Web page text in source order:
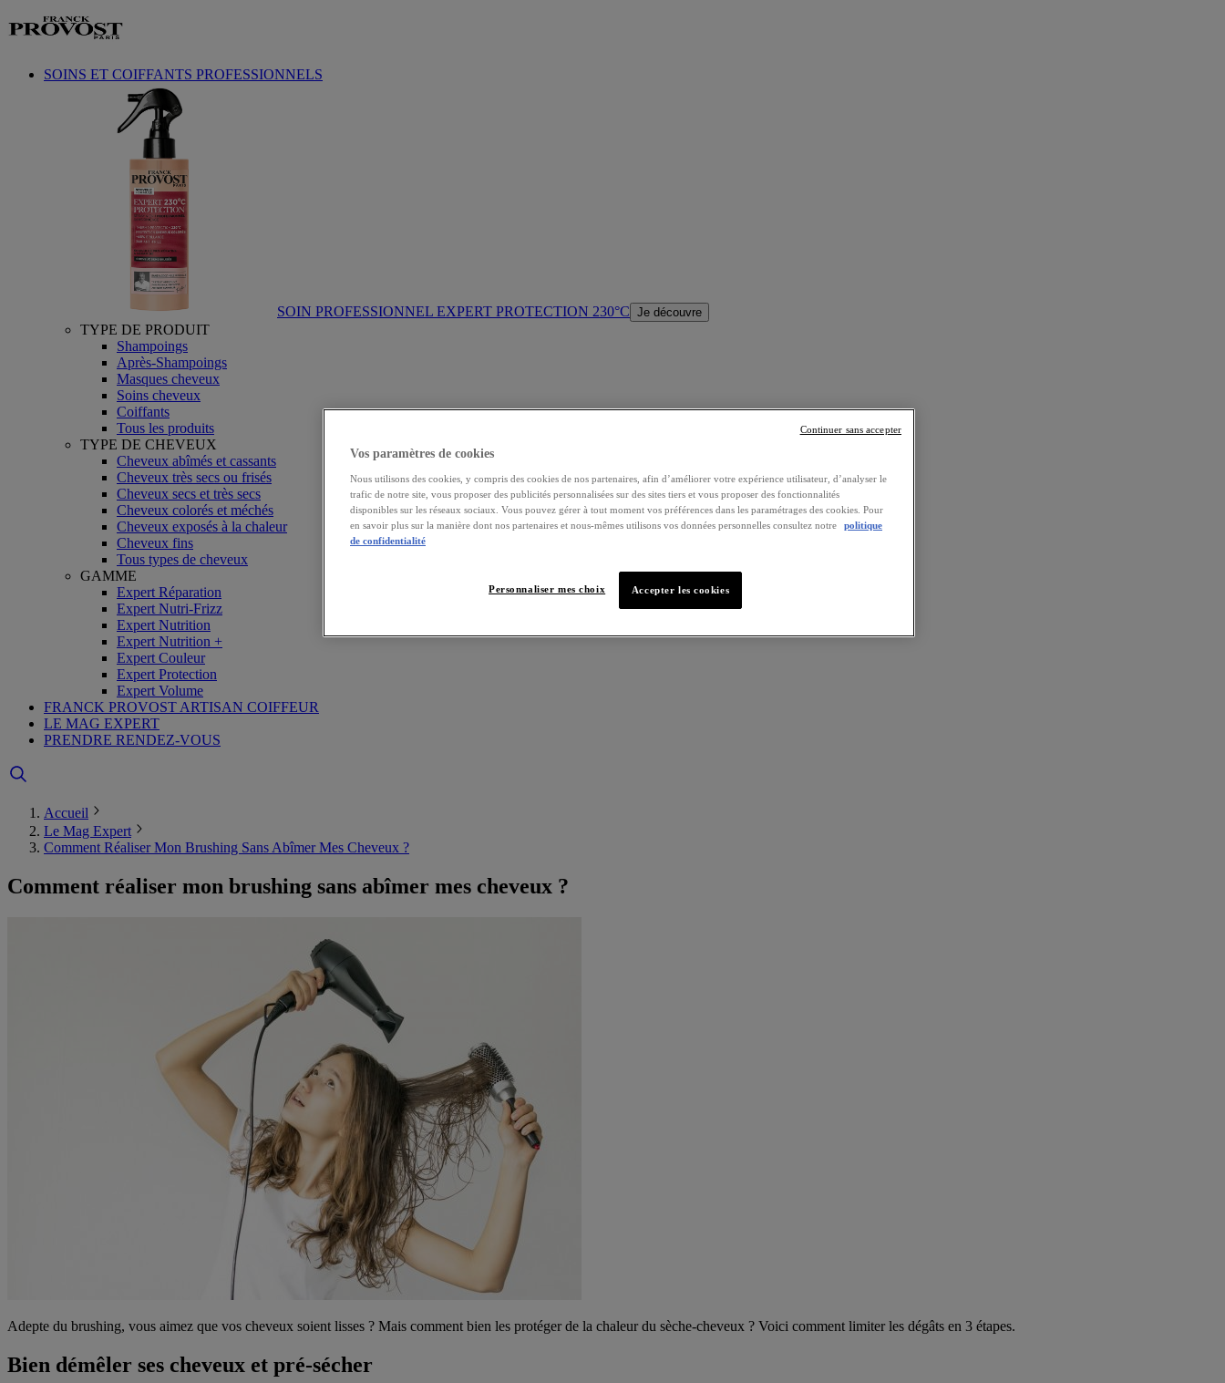
Aller au contenu
SOINS ET COIFFANTS PROFESSIONNELS
SOIN PROFESSIONNEL EXPERT PROTECTION 230°C Je découvre
TYPE DE PRODUIT
Shampoings
Après-Shampoings
Masques cheveux
Soins cheveux
Coiffants
Tous les produits
TYPE DE CHEVEUX
Cheveux abîmés et cassants
Cheveux très secs ou frisés
Cheveux secs et très secs
Cheveux colorés et méchés
Cheveux exposés à la chaleur
Cheveux fins
Tous types de cheveux
GAMME
Expert Réparation
Expert Nutri-Frizz
Expert Nutrition
Expert Nutrition +
Expert Couleur
Expert Protection
Expert Volume
FRANCK PROVOST ARTISAN COIFFEUR
LE MAG EXPERT
PRENDRE RENDEZ-VOUS
Accueil
Le Mag Expert
Comment Réaliser Mon Brushing Sans Abîmer Mes Cheveux ?
Comment réaliser mon brushing sans abîmer mes cheveux ?
Adepte du brushing, vous aimez que vos cheveux soient lisses ? Mais comment bien les protéger de la chaleur du sèche-cheveux ? Voici comment limiter les dégâts en 3 étapes.
Bien démêler ses cheveux et pré-sécher
Vos paramètres de cookies
Nous utilisons des cookies, y compris des cookies de nos partenaires, afin d’améliorer votre expérience utilisateur, d’analyser le
trafic de notre site, vous proposer des publicités personnalisées sur des sites tiers et vous proposer des fonctionnalités
disponibles sur les réseaux sociaux. Vous pouvez gérer à tout moment vos préférences dans les paramétrages des cookies. Pour
en savoir plus sur la manière dont nos partenaires et nous-mêmes utilisons vos données personnelles consultez notre
politique
de confidentialité
Accepter les cookies
Personnaliser mes choix
Continuer sans accepter